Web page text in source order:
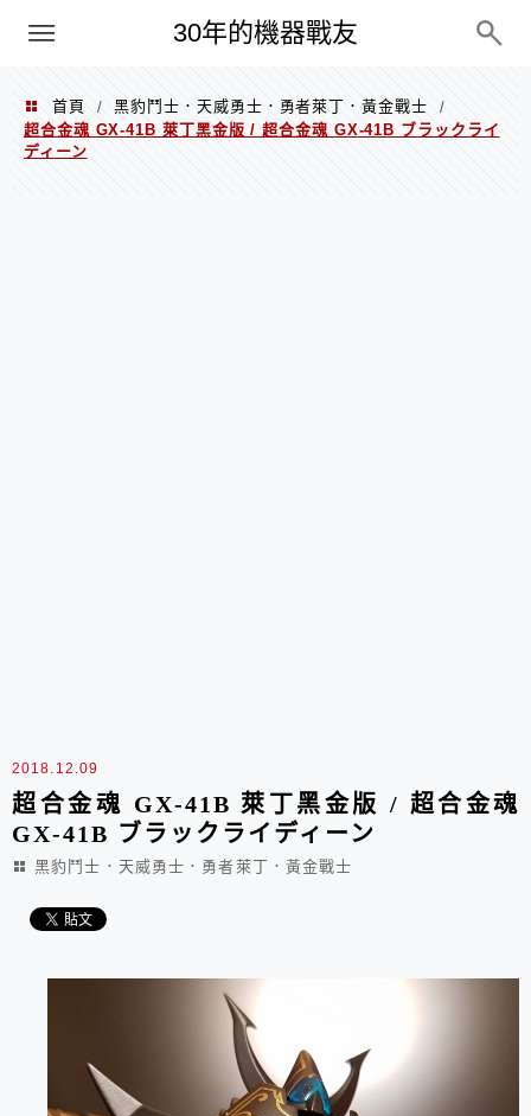
30年的機器戰友
PC
首頁 / 黑豹鬥士．天威勇士．勇者萊丁．黃金戰士
/
超合金魂 GX-41B 萊丁黑金版 / 超合金魂 GX-41B ブラックライ
ディーン
2018.12.09
超合金魂 GX-41B 萊丁黑金版 / 超合金魂
GX-41B ブラックライディーン
黑豹鬥士．天威勇士．勇者萊丁．黃金戰士